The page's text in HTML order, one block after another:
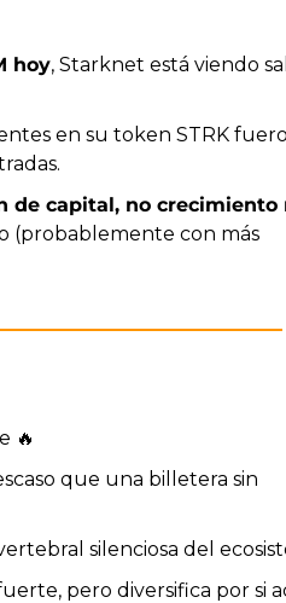
hoy, Starknet está viendo
en su token STRK
de capital, no crecimiento
(probablemente con más
🔥
que una billetera sin
silenciosa del
pero diversifica por si